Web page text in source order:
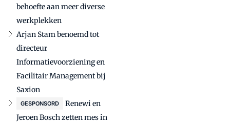
behoefte aan meer diverse
werkplekken
Arjan Stam benoemd tot
directeur
Informatievoorziening en
Facilitair Management bij
Saxion
GESPONSORD
Renewi en
Jeroen Bosch zetten mes in